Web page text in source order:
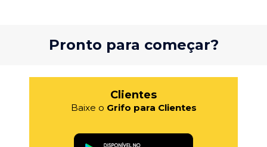
Pronto para começar?
Clientes
Baixe o Grifo para Clientes